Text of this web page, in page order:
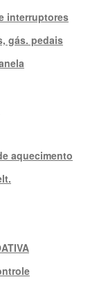
interruptores
gás. pedais
aquecimento